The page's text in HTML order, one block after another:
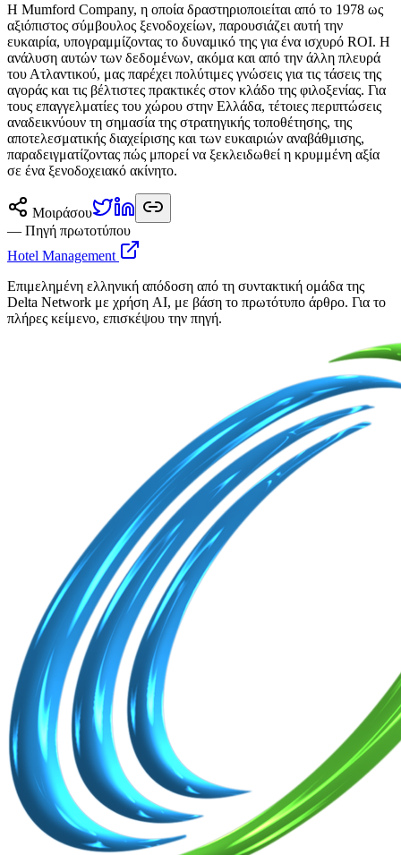
Η Mumford Company, η οποία δραστηριοποιείται από το 1978 ως
αξιόπιστος σύμβουλος ξενοδοχείων, παρουσιάζει αυτή την
ευκαιρία, υπογραμμίζοντας το δυναμικό της για ένα ισχυρό ROI. Η
ανάλυση αυτών των δεδομένων, ακόμα και από την άλλη πλευρά
του Ατλαντικού, μας παρέχει πολύτιμες γνώσεις για τις τάσεις της
αγοράς και τις βέλτιστες πρακτικές στον κλάδο της φιλοξενίας. Για
τους επαγγελματίες του χώρου στην Ελλάδα, τέτοιες περιπτώσεις
αναδεικνύουν τη σημασία της στρατηγικής τοποθέτησης, της
αποτελεσματικής διαχείρισης και των ευκαιριών αναβάθμισης,
παραδειγματίζοντας πώς μπορεί να ξεκλειδωθεί η κρυμμένη αξία
σε ένα ξενοδοχειακό ακίνητο.
Μοιράσου
— Πηγή πρωτοτύπου
Hotel Management
Επιμελημένη ελληνική απόδοση από τη συντακτική ομάδα της
Delta Network με χρήση AI, με βάση το πρωτότυπο άρθρο. Για το
πλήρες κείμενο, επισκέψου την πηγή.